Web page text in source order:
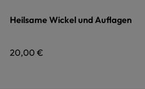
Heilsame Wickel und Auflagen
Regulärer Preis:
20,00 €